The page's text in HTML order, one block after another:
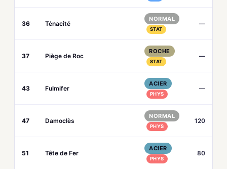
36 Ténacité
NORMAL
STAT
—
37 Piège de Roc
ROCHE
STAT
—
43 Fulmifer
ACIER
PHYS
—
47 Damoclès
NORMAL
PHYS
120
51 Tête de Fer
ACIER
PHYS
80